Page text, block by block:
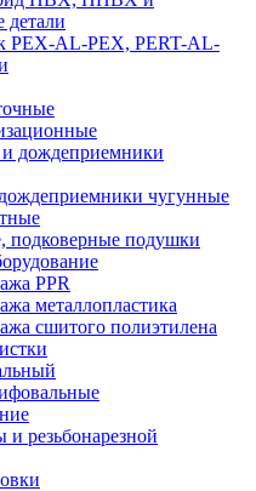
детали
PEX-AL-PEX, PERT-AL-
дождеприемники
чугунные
подковерные подушки
PPR
металлопластика
сшитого полиэтилена
и резьбонарезной